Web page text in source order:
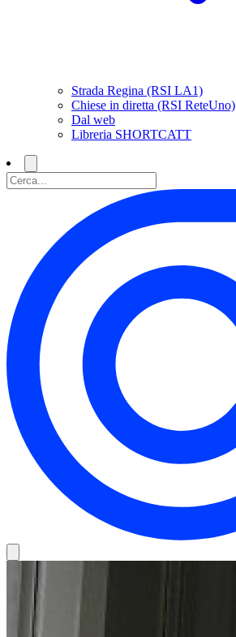
Strada Regina (RSI LA1)
Chiese in diretta (RSI ReteUno)
Dal web
Libreria SHORTCATT